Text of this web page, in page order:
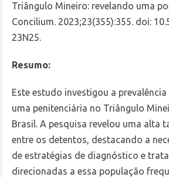
Triângulo Mineiro: revelando uma
Concilium. 2023;23(355):355. doi:
23N25.
Resumo:
Este estudo investigou a
uma penitenciária no Triângulo
Brasil. A pesquisa revelou uma alta
entre os detentos, destacando a
de estratégias de diagnóstico e
direcionadas a essa população